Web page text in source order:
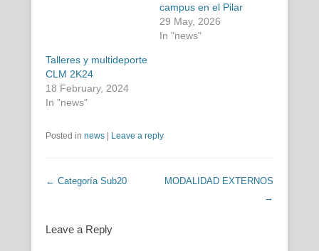
campus en el Pilar
29 May, 2026
In "news"
Talleres y multideporte
CLM 2K24
18 February, 2024
In "news"
Posted in news Leave a reply
Post navigation
← Categoría Sub20
MODALIDAD EXTERNOS
→
Leave a Reply